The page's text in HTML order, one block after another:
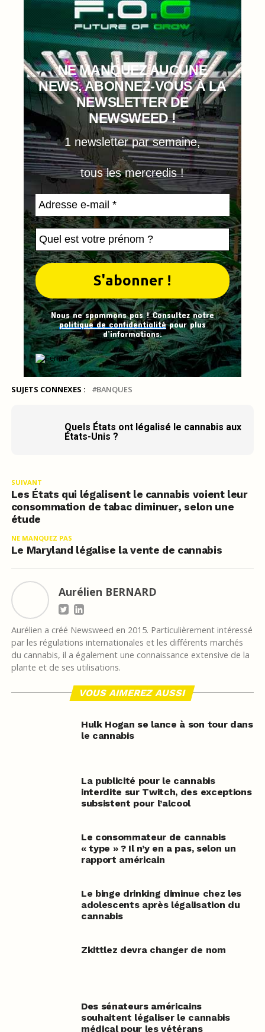
NE MANQUEZ AUCUNE
NEWS, ABONNEZ-VOUS À LA
NEWSLETTER DE
NEWSWEED !
1 newsletter par semaine,
tous les mercredis !
Nous ne spammons pas ! Consultez notre
politique de confidentialitépour plus
d’informations.
SUJETS CONNEXES : BANQUES
Quels États ont légalisé le cannabis aux
États-Unis ?
SUIVANT
Les États qui légalisent le cannabis voient leur
consommation de tabac diminuer, selon une
étude
NE MANQUEZ PAS
Le Maryland légalise la vente de cannabis
Aurélien BERNARD
Aurélien a créé Newsweed en 2015. Particulièrement intéressé
par les régulations internationales et les différents marchés
du cannabis, il a également une connaissance extensive de la
plante et de ses utilisations.
VOUS AIMEREZ AUSSI
Hulk Hogan se lance à son tour dans
le cannabis
La publicité pour le cannabis
interdite sur Twitch, des exceptions
subsistent pour l’alcool
Le consommateur de cannabis
« type » ? Il n’y en a pas, selon un
rapport américain
Le binge drinking diminue chez les
adolescents après légalisation du
cannabis
Zkittlez devra changer de nom
Des sénateurs américains
souhaitent légaliser le cannabis
médical pour les vétérans